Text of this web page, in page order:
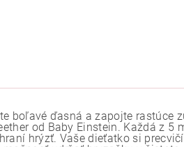
boľavé ďasná a zapojte rastúce
od Baby Einstein. Každá z
hrýzť. Vaše dieťatko si